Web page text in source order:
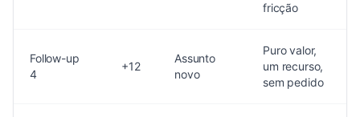
fricção
Follow-up
4
+12
Assunto
novo
Puro valor,
um recurso,
sem pedido